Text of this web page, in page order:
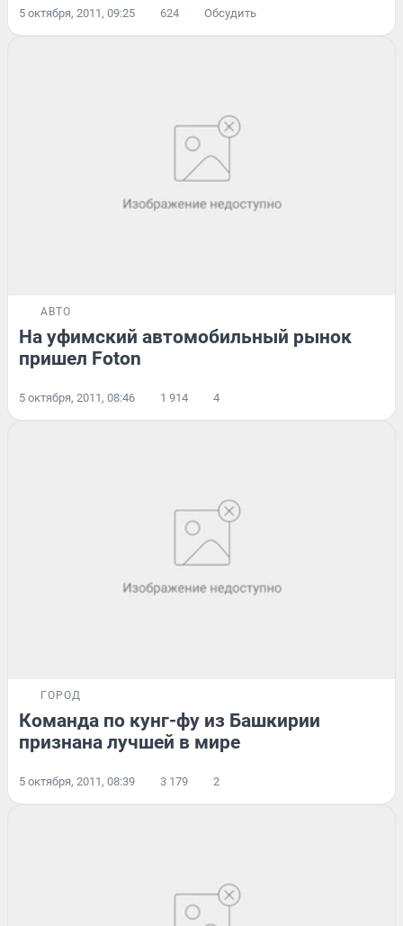
5 октября, 2011, 09:25 624 Обсудить
АВТО
На уфимский автомобильный рынок
пришел Foton
5 октября, 2011, 08:46 1 914 4
ГОРОД
Команда по кунг-фу из Башкирии
признана лучшей в мире
5 октября, 2011, 08:39 3 179 2